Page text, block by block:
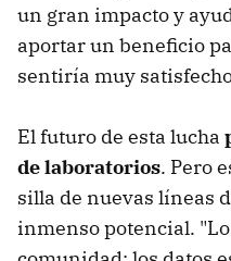
un gran impacto y
aportar un beneficio
sentiría muy
El futuro de esta lucha
de laboratorios. Pero
silla de nuevas líneas
inmenso potencial.